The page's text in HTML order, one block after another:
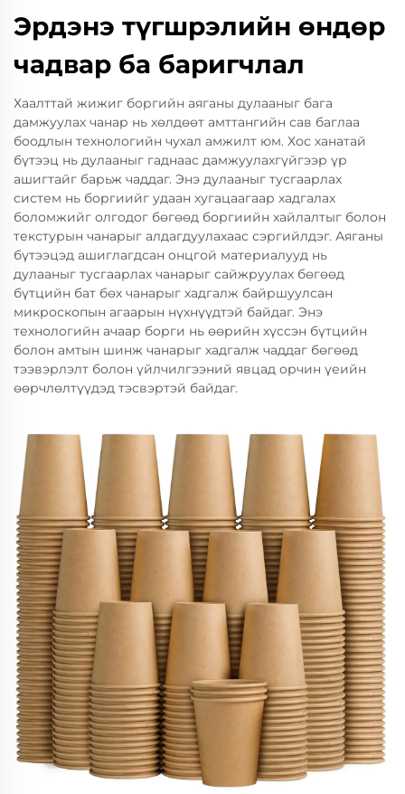
Эрдэнэ түгшрэлийн өндөр
чадвар ба баригчлал
Хаалттай жижиг боргийн аяганы дулааныг бага
дамжуулах чанар нь хөлдөөт амттангийн сав баглаа
боодлын технологийн чухал амжилт юм. Хос ханатай
бүтээц нь дулааныг гаднаас дамжуулахгүйгээр үр
ашигтайг барьж чаддаг. Энэ дулааныг тусгаарлах
систем нь боргиийг удаан хугацаагаар хадгалах
боломжийг олгодог бөгөөд боргиийн хайлалтыг болон
текстурын чанарыг алдагдуулахаас сэргийлдэг. Аяганы
бүтээцэд ашиглагдсан онцгой материалууд нь
дулааныг тусгаарлах чанарыг сайжруулах бөгөөд
бүтцийн бат бөх чанарыг хадгалж байршуулсан
микроскопын агаарын нүхнүүдтэй байдаг. Энэ
технологийн ачаар борги нь өөрийн хүссэн бүтцийн
болон амтын шинж чанарыг хадгалж чаддаг бөгөөд
тээвэрлэлт болон үйлчилгээний явцад орчин үеийн
өөрчлөлтүүдэд тэсвэртэй байдаг.